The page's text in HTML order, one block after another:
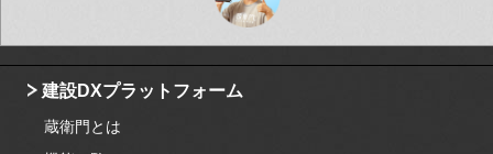
建設DXプラットフォーム
蔵衛門とは